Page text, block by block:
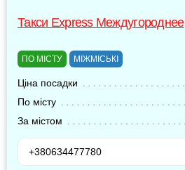
Такси Express Междугороднее
ПО МІСТУ МІЖМІСЬКІ
Ціна посадки
По місту
За містом
+380634477780